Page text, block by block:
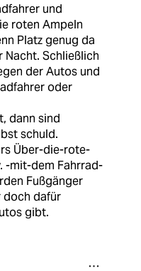
und
roten Ampeln
Platz genug da
Nacht. Schließlich
der Autos und
oder
dann sind
schuld.
Über-die-rote-
-mit-dem Fahrrad-
Fußgänger
doch dafür
gibt.